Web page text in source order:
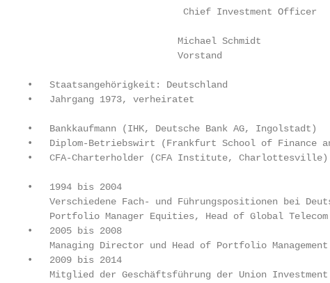
                            Chief Investment Officer
                           Michael Schmidt
                           Vorstand
•   Staatsangehörigkeit: Deutschland
•   Jahrgang 1973, verheiratet
•   Bankkaufmann (IHK, Deutsche Bank AG, Ingolstadt)
•   Diplom-Betriebswirt (Frankfurt School of Finance
•   CFA-Charterholder (CFA Institute, Charlottesville)
•   1994 bis 2004
Verschiedene Fach- und Führungspositionen bei
Portfolio Manager Equities, Head of Global
•   2005 bis 2008
Managing Director und Head of Portfolio
•   2009 bis 2014
Mitglied der Geschäftsführung der Union